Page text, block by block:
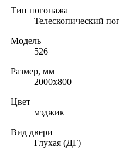
Тип погонажа
Телескопический
Модель
526
Размер, мм
2000х800
Цвет
мэджик
Вид двери
Глухая (ДГ)